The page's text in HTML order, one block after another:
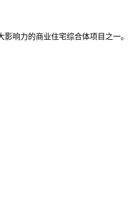
响力的商业住宅综合体项目之一。